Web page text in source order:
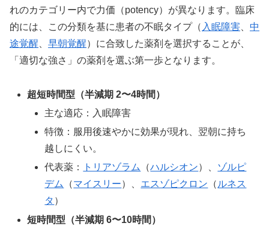
れのカテゴリー内で力価（potency）が異なります。臨床
的には、この分類を基に患者の不眠タイプ（ 入眠障害
中
途覚醒
早朝覚醒）に合致した薬剤を選択することが、
「適切な強さ」の薬剤を選ぶ第一歩となります。
超短時間型（半減期 2〜4時間）
主な適応：入眠障害
特徴：服用後速やかに効果が現れ、翌朝に持ち
越しにくい。
代表薬：
トリアゾラム （ハルシオン）、 ゾルピ
デム
（マイスリー）、 エスゾピクロン （ ルネス
タ ）
短時間型（半減期 6〜10時間）